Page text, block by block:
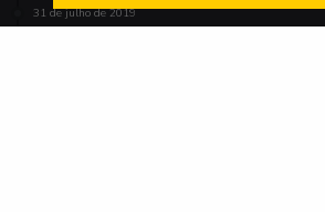
31 de julho de 2019